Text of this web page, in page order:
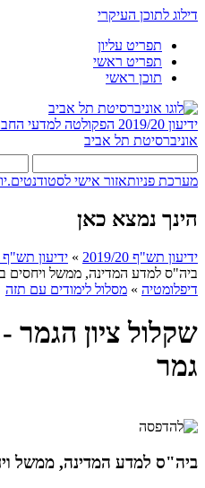
דילוג לתוכן העיקרי
תפריט עליון
תפריט ראשי
תוכן ראשי
ידיעון 2019/20
הפקולטה למדעי
אוניברסיטת תל אביב
מערכת פניותאזור אישי
הינך נמצא כאן
ידיעון תש"ף 2019/20 » ידיעון תש"ף 2019/20
ביה"ס למדע המדינה, ממשל ויחסים
דיפלומטיה » מסלול לימודים עם תזה
שקלול ציון
גמר
ביה"ס למדע המדינה, ממשל